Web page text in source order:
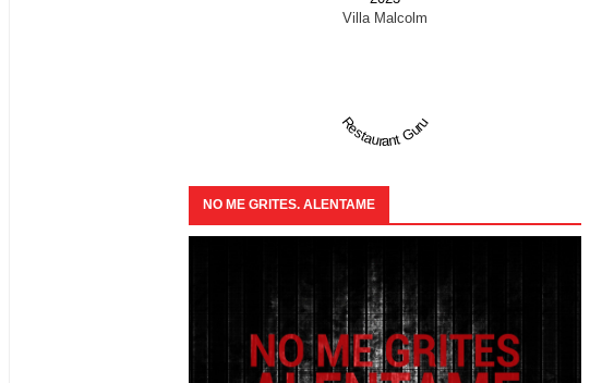
Villa Malcolm
Restaurant Guru
NO ME GRITES. ALENTAME